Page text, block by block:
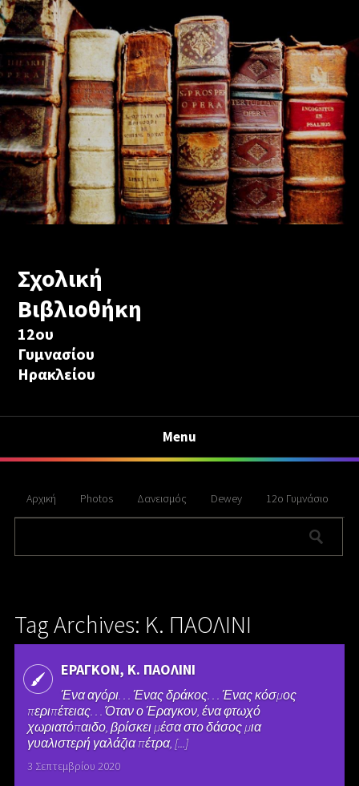
Σχολική
Βιβλιοθήκη
12ου
Γυμνασίου
Ηρακλείου
Menu
Αρχική Photos Δανεισμός Dewey 12ο Γυμνάσιο
Tag Archives: Κ. ΠΑΟΛΙΝΙ
ΕΡΑΓΚΟΝ, Κ. ΠΑΟΛΙΝΙ
Ένα αγόρι. . . Ένας δράκος. . . Ένας κόσμος
περιπέτειας. . . Όταν ο Έραγκον, ένα φτωχό
χωριατόπαιδο, βρίσκει μέσα στο δάσος μια
γυαλιστερή γαλάζια πέτρα, [...]
3 Σεπτεμβρίου 2020